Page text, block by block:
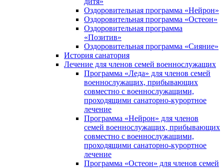
Оздоровительная программа «Нейрон»
Оздоровительная программа «Остеон»
Оздоровительная программа
«Позитив»
Оздоровительная программа «Сияние»
История санатория
Лечение для членов семей военнослужащих
Программа «Леда» для членов семей
военнослужащих, прибывающих
совместно с военнослужащими,
проходящими санаторно-курортное
лечение
Программа «Нейрон» для членов
семей военнослужащих, прибывающих
совместно с военнослужащими,
проходящими санаторно-курортное
лечение
Программа «Остеон» для членов семей